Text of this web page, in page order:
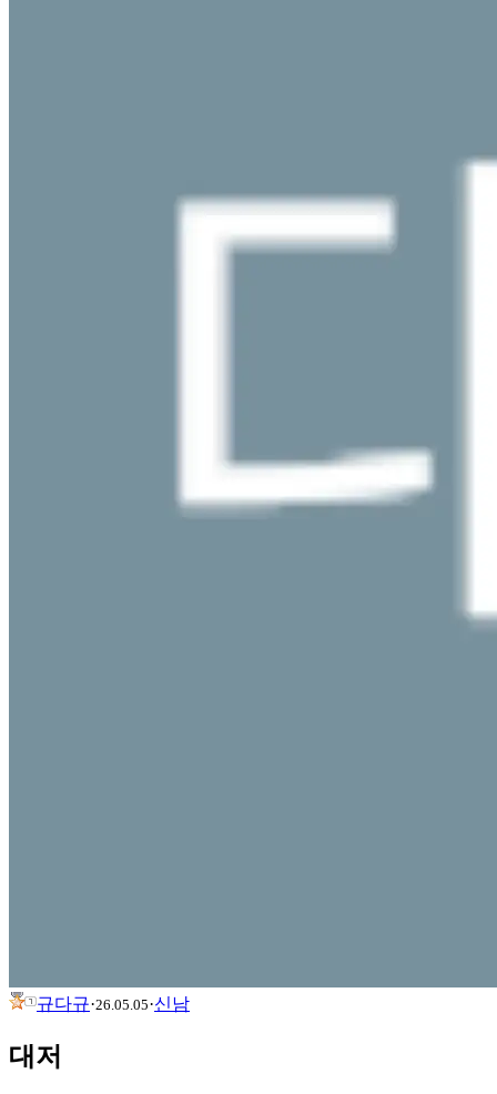
규다규·26.05.05·신남
대저